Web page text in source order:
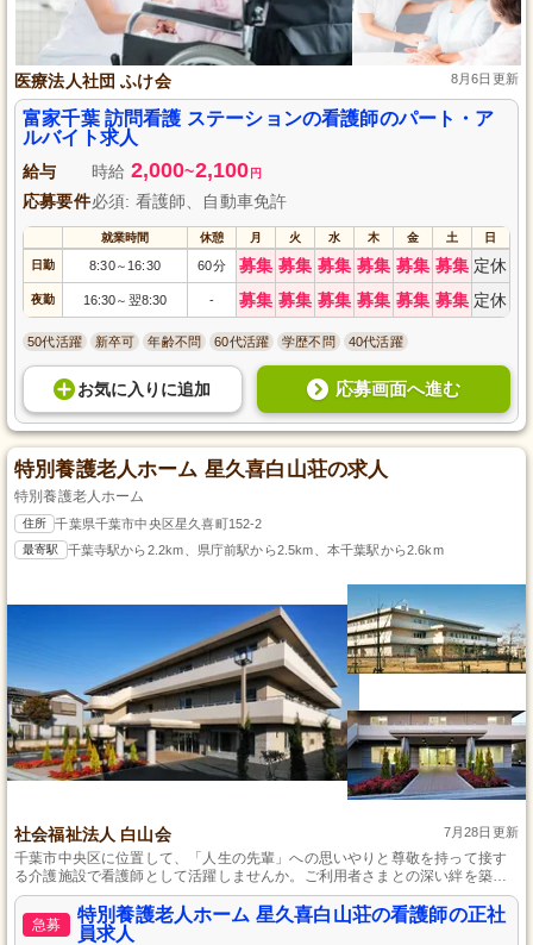
医療法人社団 ふけ会 8月6日更新
富家千葉 訪問看護 ステーションの看護師のパート・ア
ルバイト求人
給与 時給 2,000~2,100 円
応募要件必須: 看護師、自動車免許
就業時間 休憩 月 火 水 木 金 土 日
日勤 8:30～ 16:30 60分 募集 募集 募集 募集 募集 募集 定休
夜勤 16:30～ 翌8:30 - 募集 募集 募集 募集 募集 募集 定休
50代活躍 新卒可 年齢不問 60代活躍 学歴不問 40代活躍
お気に入り に追加 応募画面へ進む
特別養護老人ホーム 星久喜白山荘の求人
特別養護老人ホーム
住所 千葉県千葉市中央区星久喜町152-2
最寄駅 千葉寺駅から2.2km、県庁前駅から2.5km、本千葉駅から2.6km
社会福祉法人 白山会 7月28日更新
千葉市中央区に位置して、「人生の先輩」への思いやりと尊敬を持って接す
る介護施設で看護師として活躍しませんか。ご利用者さまとの深い絆を築き
ながら、専門性を活かし、看護サポートやスタッフへの研修を通して、皆の
笑顔を増やすやりがいのある仕事です。日勤のみで年間休日も117日あり、資
格手当やオンコール手当等も充実しており、働くあなたをしっかりサポート
急募
特別養護老人ホーム 星久喜白山荘の看護師の正社
員求人